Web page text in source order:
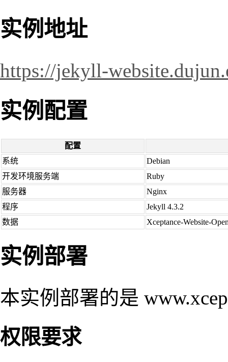
实例地址
https://jekyll-
实例配置
配置
系统
Debian
开发环境服务端
Ruby
服务器
Nginx
程序
Jekyll 4.3.2
数据
Xceptance-Website-
实例部署
本实例部署的是
权限要求